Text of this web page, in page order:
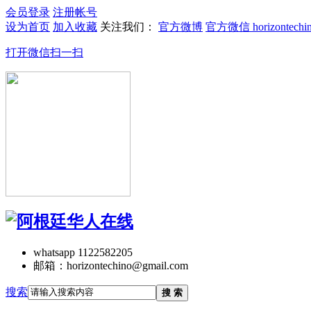
会员登录 注册帐号
设为首页 加入收藏 关注我们： 官方微博 官方微信
打开微信扫一扫
whatsapp 1122582205
邮箱：horizontechino@gmail.com
搜索 搜 索